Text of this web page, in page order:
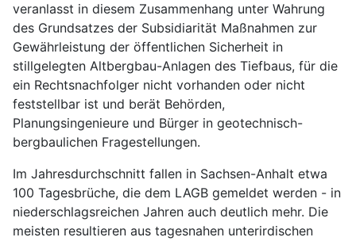
veranlasst in diesem Zusammenhang unter Wahrung
des Grundsatzes der Subsidiarität Maßnahmen zur
Gewährleistung der öffentlichen Sicherheit in
stillgelegten Altbergbau-Anlagen des Tiefbaus, für die
ein Rechtsnachfolger nicht vorhanden oder nicht
feststellbar ist und berät Behörden,
Planungsingenieure und Bürger in geotechnisch-
bergbaulichen Fragestellungen.
Im Jahresdurchschnitt fallen in Sachsen-Anhalt etwa
100 Tagesbrüche, die dem LAGB gemeldet werden - in
niederschlagsreichen Jahren auch deutlich mehr. Die
meisten resultieren aus tagesnahen unterirdischen